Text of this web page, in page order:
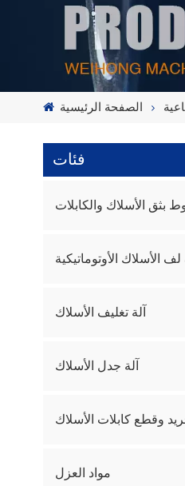
الصفحة الرئيسية
فئات
بثق الأسلاك والكابلات
لف الأسلاك الأوتوماتيكية
آلة تغليف الأسلاك
آلة جدل الأسلاك
وقطع كابلات الأسلاك
مواد العزل